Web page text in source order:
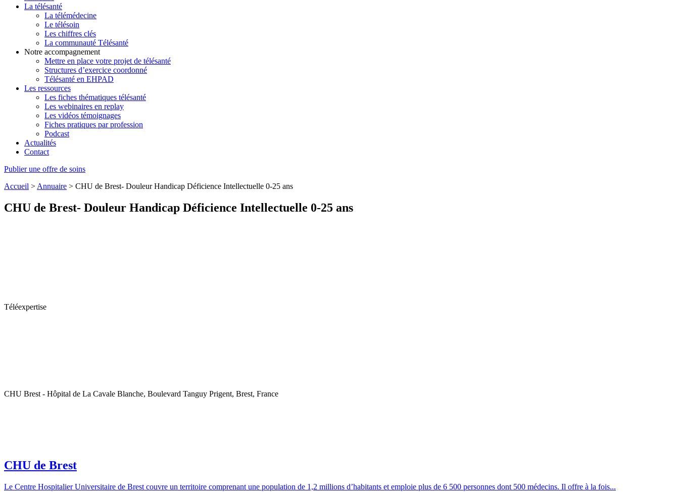
La télésanté
La télémédecine
Le télésoin
Les chiffres clés
La communauté Télésanté
Notre accompagnement
Mettre en place votre projet de télésanté
Structures d’exercice coordonné
Télésanté en EHPAD
Les ressources
Les fiches thématiques télésanté
Les webinaires en replay
Les vidéos témoignages
Fiches pratiques par profession
Podcast
Actualités
Contact
Publier une offre de soins
Accueil > Annuaire > CHU de Brest- Douleur Handicap Déficience Intellectuelle 0-25 ans
CHU de Brest- Douleur Handicap Déficience Intellectuelle 0-25 ans
Téléexpertise
CHU Brest - Hôpital de La Cavale Blanche, Boulevard Tanguy Prigent, Brest, France
CHU de Brest
Le Centre Hospitalier Universitaire de Brest couvre un territoire comprenant une population de 1,2 millions d’habitants et emploie plus de 6 500 personnes dont 500 médecins. Il offre à la fois...